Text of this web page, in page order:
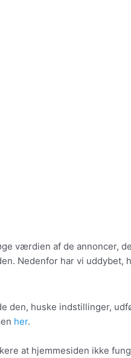
værdien af de annoncer,
Nedenfor har vi uddybet,
den, huske indstillinger,
her.
at hjemmesiden ikke